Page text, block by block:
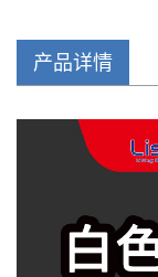
产品详情